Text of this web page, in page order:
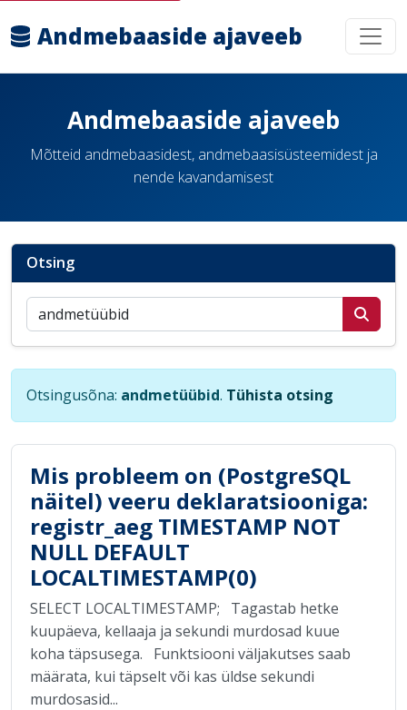
Andmebaaside ajaveeb
Andmebaaside ajaveeb
Mõtteid andmebaasidest, andmebaasisüsteemidest ja
nende kavandamisest
Otsing
Otsi postitusi
Otsingusõna: andmetüübid. Tühista otsing
Mis probleem on (PostgreSQL
näitel) veeru deklaratsiooniga:
registr_aeg TIMESTAMP NOT
NULL DEFAULT
LOCALTIMESTAMP(0)
SELECT LOCALTIMESTAMP; Tagastab hetke
kuupäeva, kellaaja ja sekundi murdosad kuue
koha täpsusega. Funktsiooni väljakutses saab
määrata, kui täpselt või kas üldse sekundi
murdosasid...